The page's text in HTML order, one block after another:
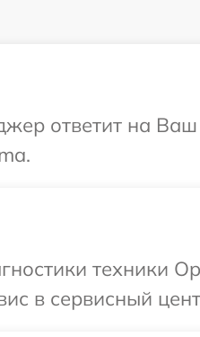
ответит на
техники
в сервисный